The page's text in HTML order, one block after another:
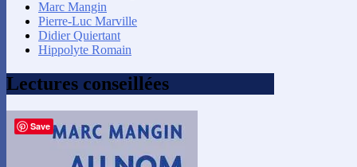
Marc Mangin
Pierre-Luc Marville
Didier Quiertant
Hippolyte Romain
Lectures conseillées
Save